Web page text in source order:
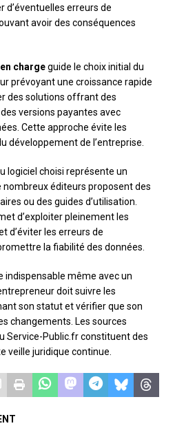
d’éventuelles erreurs de
avoir des conséquences
chargeguide le choix initial du
prévoyant une croissance rapide
des solutions offrant des
versions payantes avec
Cette approche évite les
développement de l’entreprise.
logiciel choisi représente un
éditeurs proposent des
ou des guides d’utilisation.
d’exploiter pleinement les
d’éviter les erreurs de
la fiabilité des données.
indispensable même avec un
doit suivre les
son statut et vérifier que son
changements. Les sources
Service-Public.fr constituent des
veille juridique continue.